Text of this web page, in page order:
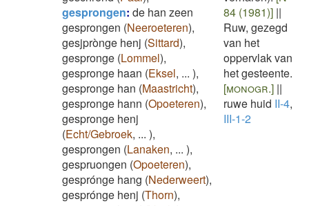
gesprongen: de han zeen
gesprongen (Neeroeteren),
gesjprònge henj (Sittard),
gespronge (Lommel),
gespronge haan (Eksel, ... ),
gespronge han (Maastricht),
gespronge hann (Opoeteren),
gespronge henj
(Echt/Gebroek, ... ),
gesprongen (Lanaken, ... ),
gespruongen (Opoeteren),
gesprónge hang (Nederweert),
gesprónge henj (Thorn),
84 (1981)] ||
Ruw, gezegd
van het
oppervlak van
het gesteente.
[monogr.] ||
ruwe huid II-4,
III-1-2